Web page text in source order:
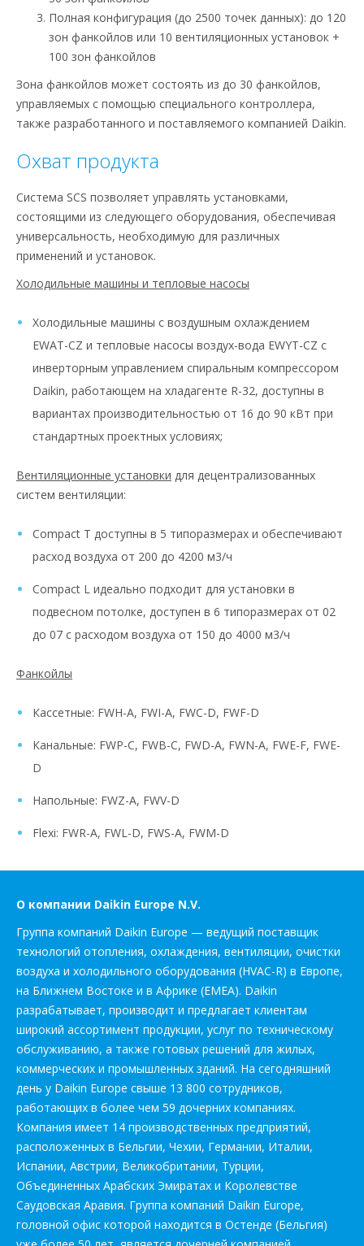
Полная конфигурация (до 2500 точек данных): до 120
зон фанкойлов или 10 вентиляционных установок +
100 зон фанкойлов
Зона фанкойлов может состоять из до 30 фанкойлов,
управляемых с помощью специального контроллера,
также разработанного и поставляемого компанией Daikin.
Охват продукта
Система SCS позволяет управлять установками,
состоящими из следующего оборудования, обеспечивая
универсальность, необходимую для различных
применений и установок.
Холодильные машины и тепловые насосы
Холодильные машины с воздушным охлаждением
EWAT-CZ и тепловые насосы воздух-вода EWYT-CZ с
инверторным управлением спиральным компрессором
Daikin, работающем на хладагенте R-32, доступны в
вариантах производительностью от 16 до 90 кВт при
стандартных проектных условиях;
Вентиляционные установки для децентрализованных
систем вентиляции:
Compact T доступны в 5 типоразмерах и обеспечивают
расход воздуха от 200 до 4200 м3/ч
Compact L идеально подходит для установки в
подвесном потолке, доступен в 6 типоразмерах от 02
до 07 с расходом воздуха от 150 до 4000 м3/ч
Фанкойлы
Кассетные: FWH-A, FWI-A, FWC-D, FWF-D
Канальные: FWP-C, FWB-C, FWD-A, FWN-A, FWE-F, FWE-
D
Напольные: FWZ-A, FWV-D
Flexi: FWR-A, FWL-D, FWS-A, FWM-D
О компании Daikin Europe N.V.
Группа компаний Daikin Europe — ведущий поставщик
технологий отопления, охлаждения, вентиляции, очистки
воздуха и холодильного оборудования (HVAC-R) в Европе,
на Ближнем Востоке и в Африке (EMEA). Daikin
разрабатывает, производит и предлагает клиентам
широкий ассортимент продукции, услуг по техническому
обслуживанию, а также готовых решений для жилых,
коммерческих и промышленных зданий. На сегодняшний
день у Daikin Europe свыше 13 800 сотрудников,
работающих в более чем 59 дочерних компаниях.
Компания имеет 14 производственных предприятий,
расположенных в Бельгии, Чехии, Германии, Италии,
Испании, Австрии, Великобритании, Турции,
Объединенных Арабских Эмиратах и Королевстве
Саудовская Аравия. Группа компаний Daikin Europe,
головной офис которой находится в Остенде (Бельгия)